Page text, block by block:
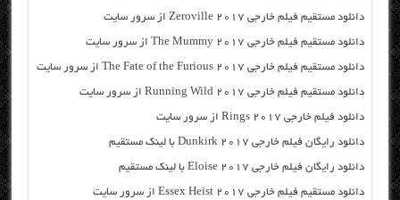
دانلود مستقیم فیلم خارجی Zeroville 2017 از سرور سایت
دانلود مستقیم فیلم خارجی The Mummy 2017 از سرور سایت
دانلود مستقیم فیلم خارجی The Fate of the Furious 2017 از سرور سایت
دانلود مستقیم فیلم خارجی Running Wild 2017 از سرور سایت
دانلود فیلم خارجی Rings 2017 از سرور سایت
دانلود رایگان فیلم خارجی Dunkirk 2017 با لینک مستقیم
دانلود رایگان فیلم خارجی Eloise 2017 با لینک مستقیم
دانلود مستقیم فیلم خارجی Essex Heist 2017 از سرور سایت